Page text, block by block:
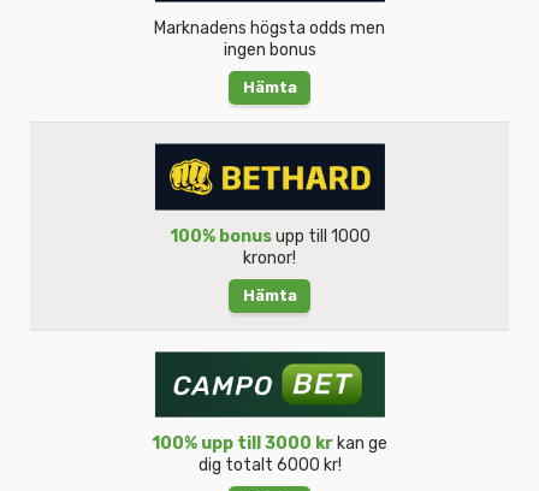
Marknadens högsta odds men
ingen bonus
Hämta
100% bonusupp till 1000
kronor!
Hämta
100% upp till 3000 kr kan ge
dig totalt 6000 kr!